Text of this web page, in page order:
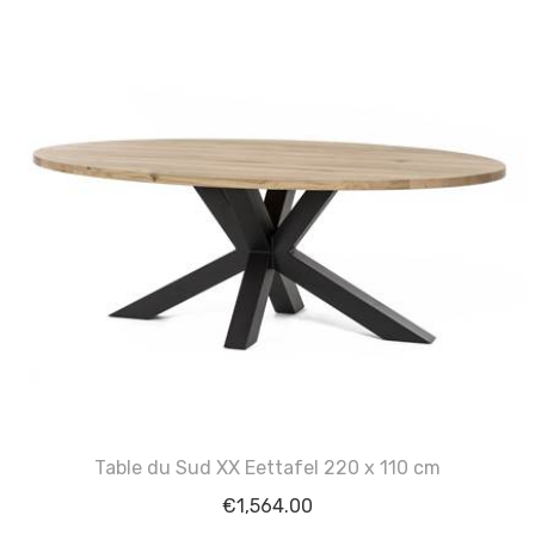
Table du Sud XX Eettafel 220 x 110 cm
€1,564.00